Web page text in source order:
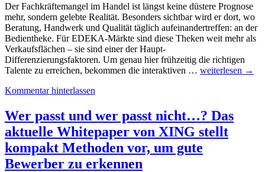
Der Fachkräftemangel im Handel ist längst keine düstere Prognose
mehr, sondern gelebte Realität. Besonders sichtbar wird er dort, wo
Beratung, Handwerk und Qualität täglich aufeinandertreffen: an der
Bedientheke. Für EDEKA-Märkte sind diese Theken weit mehr als
Verkaufsflächen – sie sind einer der Haupt-
Differenzierungsfaktoren. Um genau hier frühzeitig die richtigen
Talente zu erreichen, bekommen die interaktiven … Vom
Frischetheke:
EDEKA
Südwest
startet
Recruiting
weiterlesen →
Kommentar hinterlassen
Wer passt und wer passt nicht…? Das
aktuelle Whitepaper von XING stellt
kompakt Methoden vor, um gute
Bewerber zu erkennen